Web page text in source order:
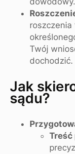
roszczenia
Twój
dochodzić.
Jak
sądu?
Treść